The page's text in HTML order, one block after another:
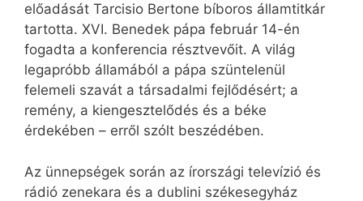
előadását Tarcisio Bertone bíboros államtitkár
tartotta. XVI. Benedek pápa február 14-én
fogadta a konferencia résztvevőit. A világ
legapróbb államából a pápa szüntelenül
felemeli szavát a társadalmi fejlődésért; a
remény, a kiengesztelődés és a béke
érdekében – erről szólt beszédében.
Az ünnepségek során az írországi televízió és
rádió zenekara és a dublini székesegyház